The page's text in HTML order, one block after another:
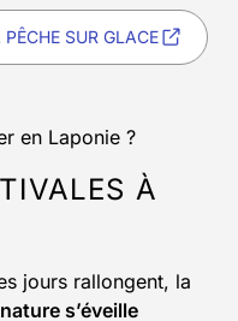
SUR GLACE
À
jours rallongent, la
s’éveille